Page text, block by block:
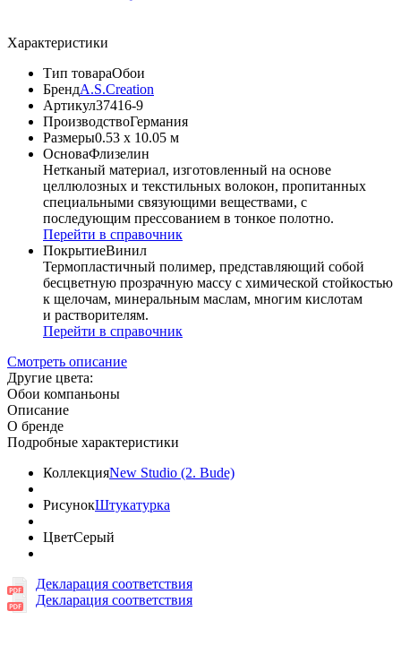
Характеристики
Тип товараОбои
БрендA.S.Creation
Артикул37416-9
ПроизводствоГермания
Размеры0.53 x 10.05 м
ОсноваФлизелин
Нетканый материал, изготовленный на основе
целлюлозных и текстильных волокон, пропитанных
специальными связующими веществами, с
последующим прессованием в тонкое полотно.
Перейти в справочник
ПокрытиеВинил
Термопластичный полимер, представляющий собой
бесцветную прозрачную массу с химической стойкостью
к щелочам, минеральным маслам, многим кислотам
и растворителям.
Перейти в справочник
Смотреть описание
Другие цвета:
Обои компаньоны
Описание
О бренде
Подробные характеристики
КоллекцияNew Studio (2. Bude)
РисунокШтукатурка
ЦветСерый
Декларация соответствия
Декларация соответствия